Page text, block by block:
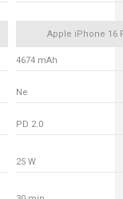
Apple iPhone 16
4674 mAh
Ne
PD 2.0
25 W